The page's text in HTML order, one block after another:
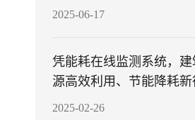
2025-06-17
凭能耗在线监测系统，
源高效利用、节能降耗新
2025-02-26